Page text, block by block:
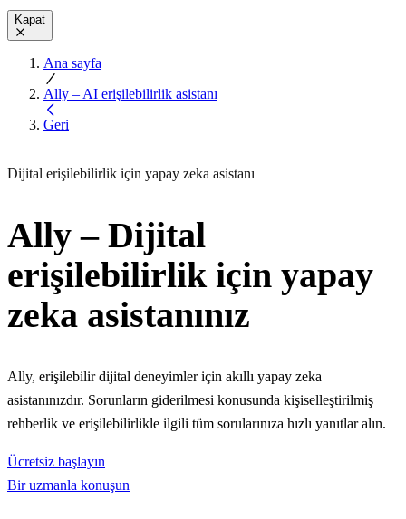
Kapat
Ana sayfa
Ally – AI erişilebilirlik asistanı
Geri
Dijital erişilebilirlik için yapay zeka asistanı
Ally – Dijital
erişilebilirlik için yapay
zeka asistanınız
Ally, erişilebilir dijital deneyimler için akıllı yapay zeka
asistanınızdır. Sorunların giderilmesi konusunda kişiselleştirilmiş
rehberlik ve erişilebilirlikle ilgili tüm sorularınıza hızlı yanıtlar alın.
Ücretsiz başlayın
Bir uzmanla konuşun